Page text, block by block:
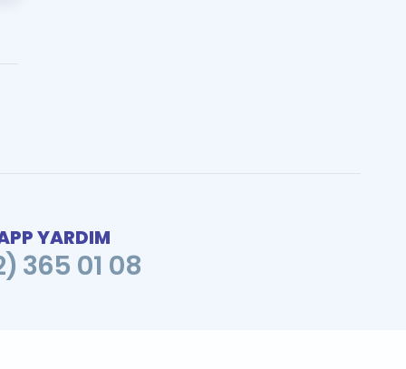
YARDIM
365 01 08